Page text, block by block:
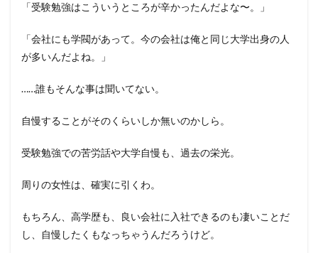
「受験勉強はこういうところが辛かったんだよな〜。」
「会社にも学閥があって。今の会社は俺と同じ大学出身の人
が多いんだよね。」
……誰もそんな事は聞いてない。
自慢することがそのくらいしか無いのかしら。
受験勉強での苦労話や大学自慢も、過去の栄光。
周りの女性は、確実に引くわ。
もちろん、高学歴も、良い会社に入社できるのも凄いことだ
し、自慢したくもなっちゃうんだろうけど。